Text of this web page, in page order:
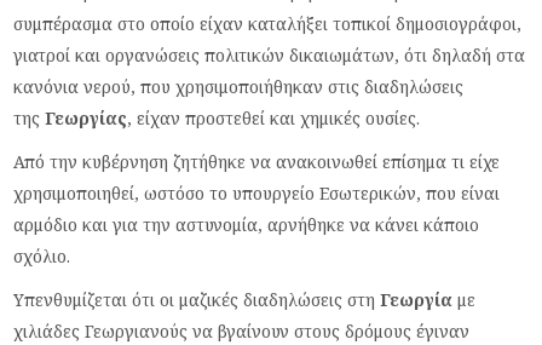
συμπέρασμα στο οποίο είχαν καταλήξει τοπικοί δημοσιογράφοι,
γιατροί και οργανώσεις πολιτικών δικαιωμάτων, ότι δηλαδή στα
κανόνια νερού, που χρησιμοποιήθηκαν στις διαδηλώσεις
τηςΓεωργίας, είχαν προστεθεί και χημικές ουσίες.
Από την κυβέρνηση ζητήθηκε να ανακοινωθεί επίσημα τι είχε
χρησιμοποιηθεί, ωστόσο το υπουργείο Εσωτερικών, που είναι
αρμόδιο και για την αστυνομία, αρνήθηκε να κάνει κάποιο
σχόλιο.
Yπενθυμίζεται ότι οι μαζικές διαδηλώσεις στηΓεωργίαμε
χιλιάδες Γεωργιανούς να βγαίνουν στους δρόμους έγιναν